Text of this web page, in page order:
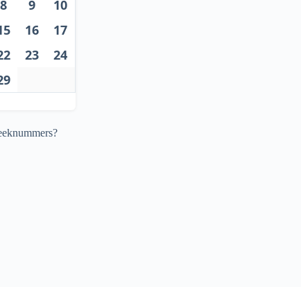
8 9
10
16
17
23
24